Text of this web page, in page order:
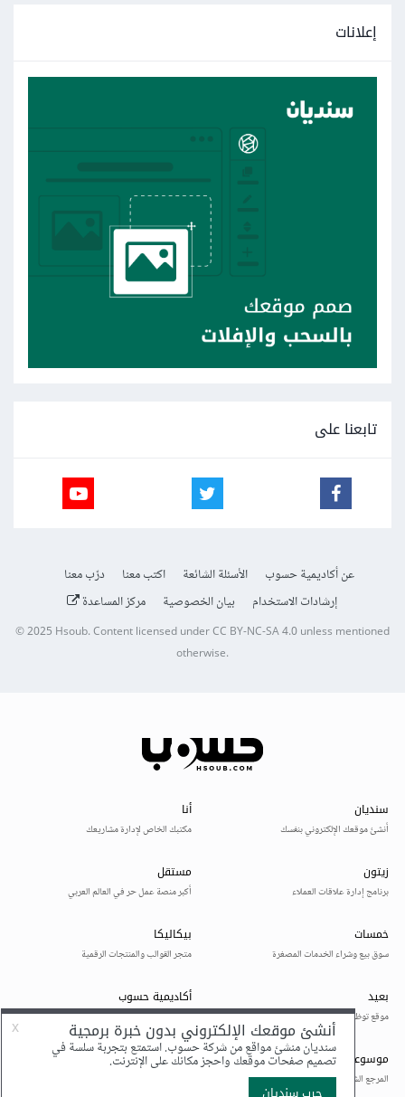
إعلانات
تابعنا على
عن أكاديمية حسوب الأسئلة الشائعة اكتب معنا
درّب معنا
إرشادات الاستخدام
بيان الخصوصية مركز المساعدة
© 2025Hsoub.Content licensed underCC BY-NC-SA 4.0unless mentioned
otherwise.